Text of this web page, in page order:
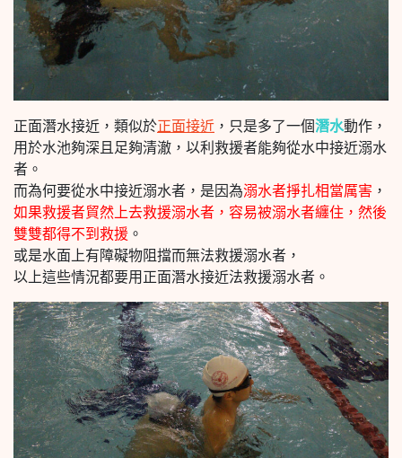
正面潛水接近，類似於正面接近 ，只是多了一個潛水動作，
用於水池夠深且足夠清澈，以利救援者能夠從水中接近溺水
者。
而為何要從水中接近溺水者，是因為溺水者掙扎相當厲害 ，
如果救援者貿然上去救援溺水者，容易被溺水者纏住，然後
雙雙都得不到救援 。
或是水面上有障礙物阻擋而無法救援溺水者，
以上這些情況都要用正面潛水接近法救援溺水者。